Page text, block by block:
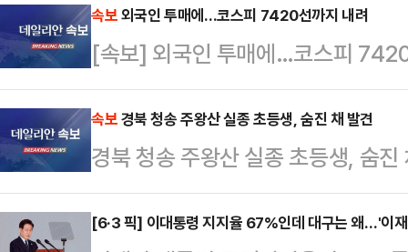
다. 전날 열린 1차 회의는 오전 10
이어졌지만 최종 합의에는 이르지
부분은 성과급…
로 자리해온 포스코홀딩스에서도
준까지 좁혀지면서 글로벌 자금의
본지가 금융감독원 전자공시시스
(BlackRock Fund Advisors)와 국
분석한 결과, 포스코홀딩스에서
차가 2.06%포…
속보외국인 투매에…코스피 7420선까지 내려
[속보] 외국인 투매에…코스피
속보경북 청송 주왕산 실종 초등생, 숨진 채 발견
경북 청송 주왕산 실종 초등생, 숨진
[6·3 픽] 이대통령 지지율 67%인데 대구는 왜…'이